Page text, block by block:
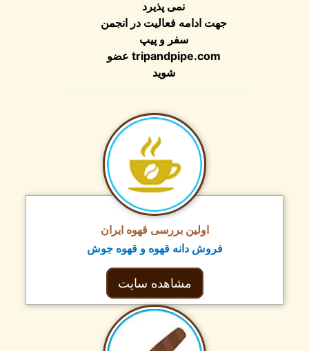
نمی پذیرد
جهت ادامه فعالیت در انجمن
سفر و پیپ
tripandpipe.comعضو
شوید
اولین بررسی قهوه ایران
فروش دانه قهوه و قهوه جوش
مشاهده سایت